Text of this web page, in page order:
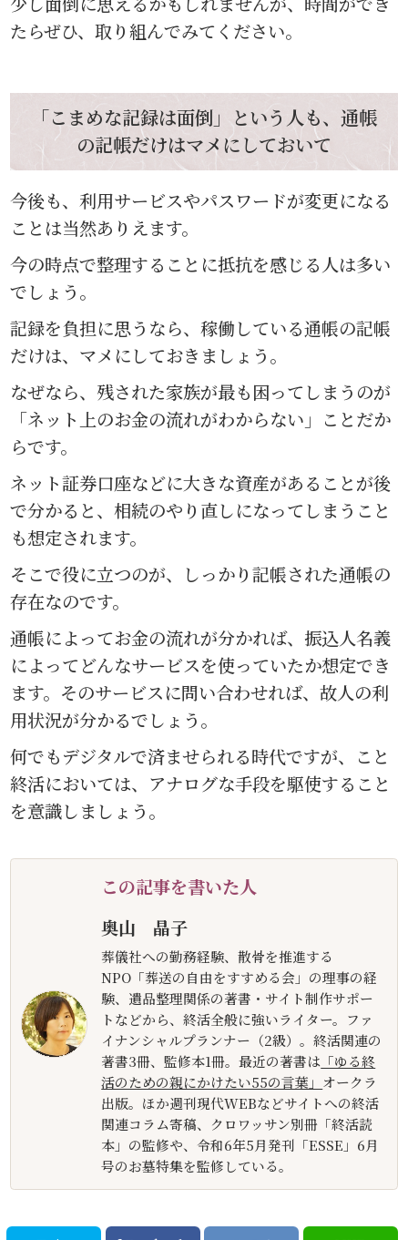
たらぜひ、取り組んでみてください。
「こまめな記録は面倒」という人も、通帳
の記帳だけはマメにしておいて
今後も、利用サービスやパスワードが変更になる
ことは当然ありえます。
今の時点で整理することに抵抗を感じる人は多い
でしょう。
記録を負担に思うなら、稼働している通帳の記帳
だけは、マメにしておきましょう。
なぜなら、残された家族が最も困ってしまうのが
「ネット上のお金の流れがわからない」ことだか
らです。
ネット証券口座などに大きな資産があることが後
で分かると、相続のやり直しになってしまうこと
も想定されます。
そこで役に立つのが、しっかり記帳された通帳の
存在なのです。
通帳によってお金の流れが分かれば、振込人名義
によってどんなサービスを使っていたか想定でき
ます。そのサービスに問い合わせれば、故人の利
用状況が分かるでしょう。
何でもデジタルで済ませられる時代ですが、こと
終活においては、アナログな手段を駆使すること
を意識しましょう。
この記事を書いた人
奥山 晶子
葬儀社への勤務経験、散骨を推進する
NPO「葬送の自由をすすめる会」の理事の経
験、遺品整理関係の著書・サイト制作サポー
トなどから、終活全般に強いライター。ファ
イナンシャルプランナー（2級）。終活関連の
著書3冊、監修本1冊。最近の著書は 「ゆる終
活のための親にかけたい55の言葉」 オークラ
出版。ほか週刊現代WEBなどサイトへの終活
関連コラム寄稿、クロワッサン別冊「終活読
本」の監修や、令和6年5月発刊「ESSE」6月
号のお墓特集を監修している。